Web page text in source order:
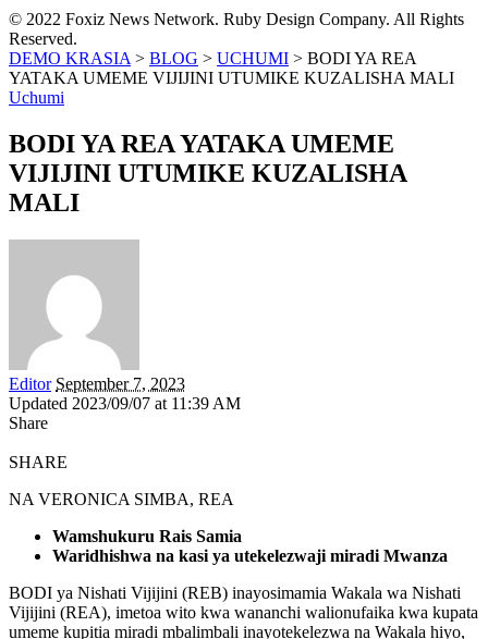
© 2022 Foxiz News Network. Ruby Design Company. All Rights
Reserved.
DEMO KRASIA > BLOG > UCHUMI > BODI YA REA
YATAKA UMEME VIJIJINI UTUMIKE KUZALISHA MALI
Uchumi
BODI YA REA YATAKA UMEME
VIJIJINI UTUMIKE KUZALISHA
MALI
Editor September 7, 2023
Updated 2023/09/07 at 11:39 AM
Share
SHARE
NA VERONICA SIMBA, REA
Wamshukuru Rais Samia
Waridhishwa na kasi ya utekelezwaji miradi Mwanza
BODI ya Nishati Vijijini (REB) inayosimamia Wakala wa Nishati
Vijijini (REA), imetoa wito kwa wananchi walionufaika kwa kupata
umeme kupitia miradi mbalimbali inayotekelezwa na Wakala hiyo,